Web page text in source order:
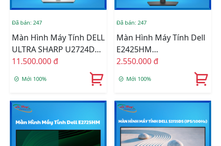
Đã bán: 247
Màn Hình Máy Tính DELL
ULTRA SHARP U2724DE
(2K/IPS/120HZ)
11.500.000 đ
Mới 100%
Đã bán: 247
Màn Hình Máy Tính Dell
E2425HM
(FHD/100HZ/IPS)
2.550.000 đ
Mới 100%